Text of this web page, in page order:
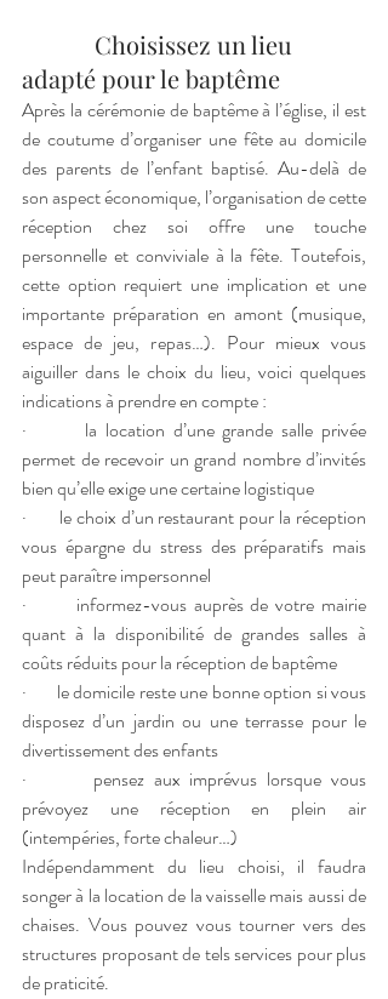
adapté pour le baptême
Après la cérémonie de baptême à l’église, il est
de coutume d’organiser une fête au domicile
des parents de l’enfant baptisé. Au-delà de
son aspect économique, l’organisation de cette
réception chez soi offre une touche
personnelle et conviviale à la fête. Toutefois,
cette option requiert une implication et une
importante préparation en amont (musique,
espace de jeu, repas…). Pour mieux vous
aiguiller dans le choix du lieu, voici quelques
indications à prendre en compte :
·       la location d’une grande salle privée
permet de recevoir un grand nombre d’invités
bien qu’elle exige une certaine logistique
·       le choix d’un restaurant pour la réception
vous épargne du stress des préparatifs mais
peut paraître impersonnel
·       informez-vous auprès de votre mairie
quant à la disponibilité de grandes salles à
coûts réduits pour la réception de baptême
·       le domicile reste une bonne option si vous
disposez d’un jardin ou une terrasse pour le
divertissement des enfants
·       pensez aux imprévus lorsque vous
prévoyez une réception en plein air
(intempéries, forte chaleur…)
Indépendamment du lieu choisi, il faudra
songer à la location de la vaisselle mais aussi de
chaises. Vous pouvez vous tourner vers des
structures proposant de tels services pour plus
de praticité.